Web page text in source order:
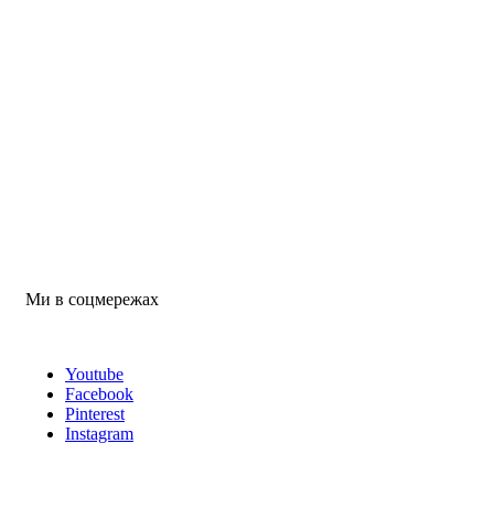
Ми в соцмережах
Youtube
Facebook
Pinterest
Instagram